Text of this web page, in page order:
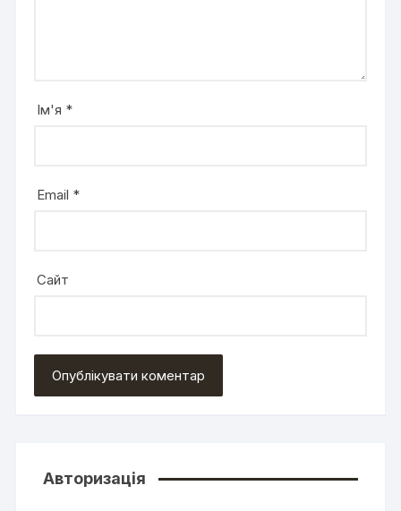
Ім'я *
Email *
Сайт
Авторизація